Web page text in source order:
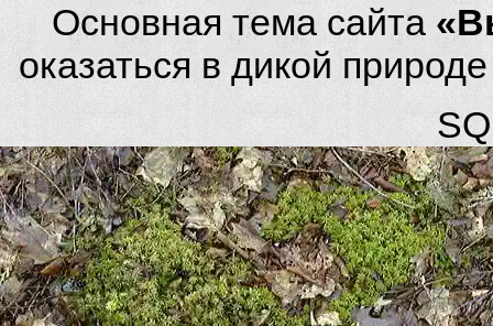
Основная тема сайта
оказаться в дикой